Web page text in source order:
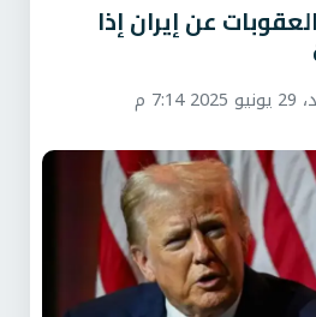
عن إيران إذا
م